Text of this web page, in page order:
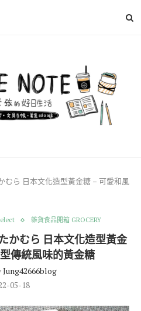
むら 日本文化造型黃金糖 – 可愛和風
雜貨食品開箱 GROCERY
かむら 日本文化造型黃金
傳統風味的黃金糖
Jung42666blog
05-18